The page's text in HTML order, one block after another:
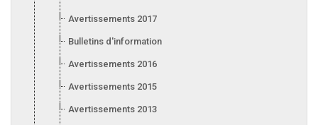
Avertissements 2017
Bulletins d'information 2017
Avertissements 2016
Avertissements 2015
Avertissements 2013